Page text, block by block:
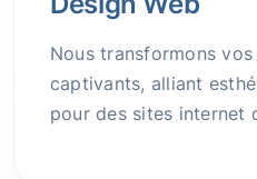
Nous transformons
captivants, alliant
pour des sites internet